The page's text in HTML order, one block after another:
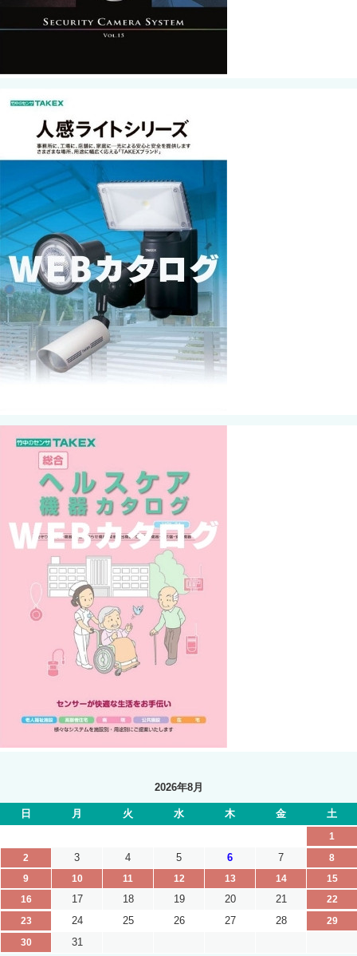
2026年8月
日 月 火 水 木 金 土
1
2
3 4 5 6 7
8
9
10 11 12 13 14
15
16
17 18 19 20 21
22
23
24 25 26 27 28
29
30
31